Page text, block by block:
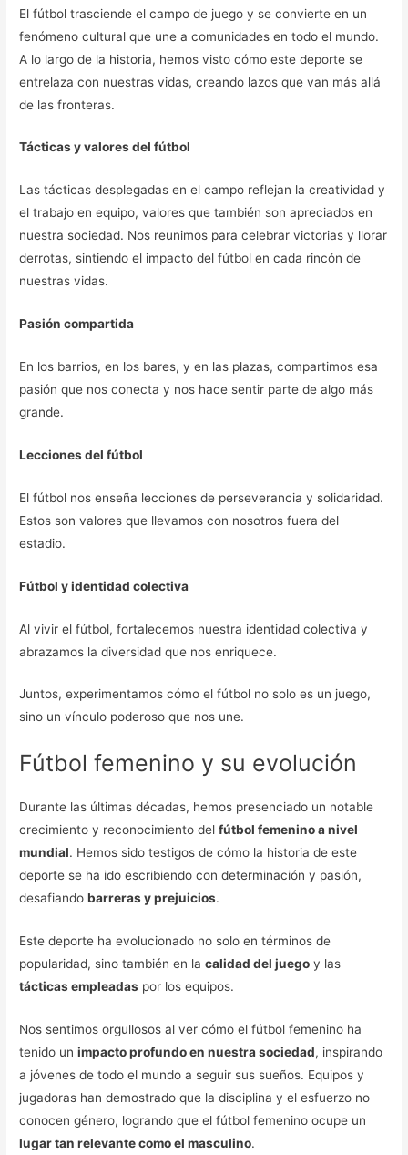
El fútbol trasciende el campo de juego y se convierte en un
fenómeno cultural que une a comunidades en todo el mundo.
A lo largo de la historia, hemos visto cómo este deporte se
entrelaza con nuestras vidas, creando lazos que van más allá
de las fronteras.
Tácticas y valores del fútbol
Las tácticas desplegadas en el campo reflejan la creatividad y
el trabajo en equipo, valores que también son apreciados en
nuestra sociedad. Nos reunimos para celebrar victorias y llorar
derrotas, sintiendo el impacto del fútbol en cada rincón de
nuestras vidas.
Pasión compartida
En los barrios, en los bares, y en las plazas, compartimos esa
pasión que nos conecta y nos hace sentir parte de algo más
grande.
Lecciones del fútbol
El fútbol nos enseña lecciones de perseverancia y solidaridad.
Estos son valores que llevamos con nosotros fuera del
estadio.
Fútbol y identidad colectiva
Al vivir el fútbol, fortalecemos nuestra identidad colectiva y
abrazamos la diversidad que nos enriquece.
Juntos, experimentamos cómo el fútbol no solo es un juego,
sino un vínculo poderoso que nos une.
Fútbol femenino y su evolución
Durante las últimas décadas, hemos presenciado un notable
crecimiento y reconocimiento delfútbol femenino a nivel
mundial. Hemos sido testigos de cómo la historia de este
deporte se ha ido escribiendo con determinación y pasión,
desafiandobarreras y prejuicios.
Este deporte ha evolucionado no solo en términos de
popularidad, sino también en lacalidad del juego y las
tácticas empleadas por los equipos.
Nos sentimos orgullosos al ver cómo el fútbol femenino ha
tenido unimpacto profundo en nuestra sociedad, inspirando
a jóvenes de todo el mundo a seguir sus sueños. Equipos y
jugadoras han demostrado que la disciplina y el esfuerzo no
conocen género, logrando que el fútbol femenino ocupe un
lugar tan relevante como el masculino.